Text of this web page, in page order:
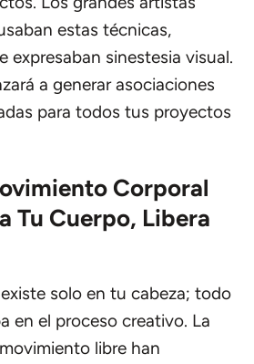
estas técnicas,
expresaban sinestesia visual.
a generar asociaciones
para todos tus proyectos
Corporal
Tu Cuerpo, Libera
solo en tu cabeza; todo
en el proceso creativo. La
libre han